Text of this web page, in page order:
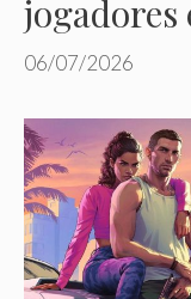
jogadores
06/07/2026